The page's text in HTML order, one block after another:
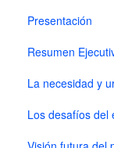
Presentación
Resumen
La necesidad y
Los desafíos del